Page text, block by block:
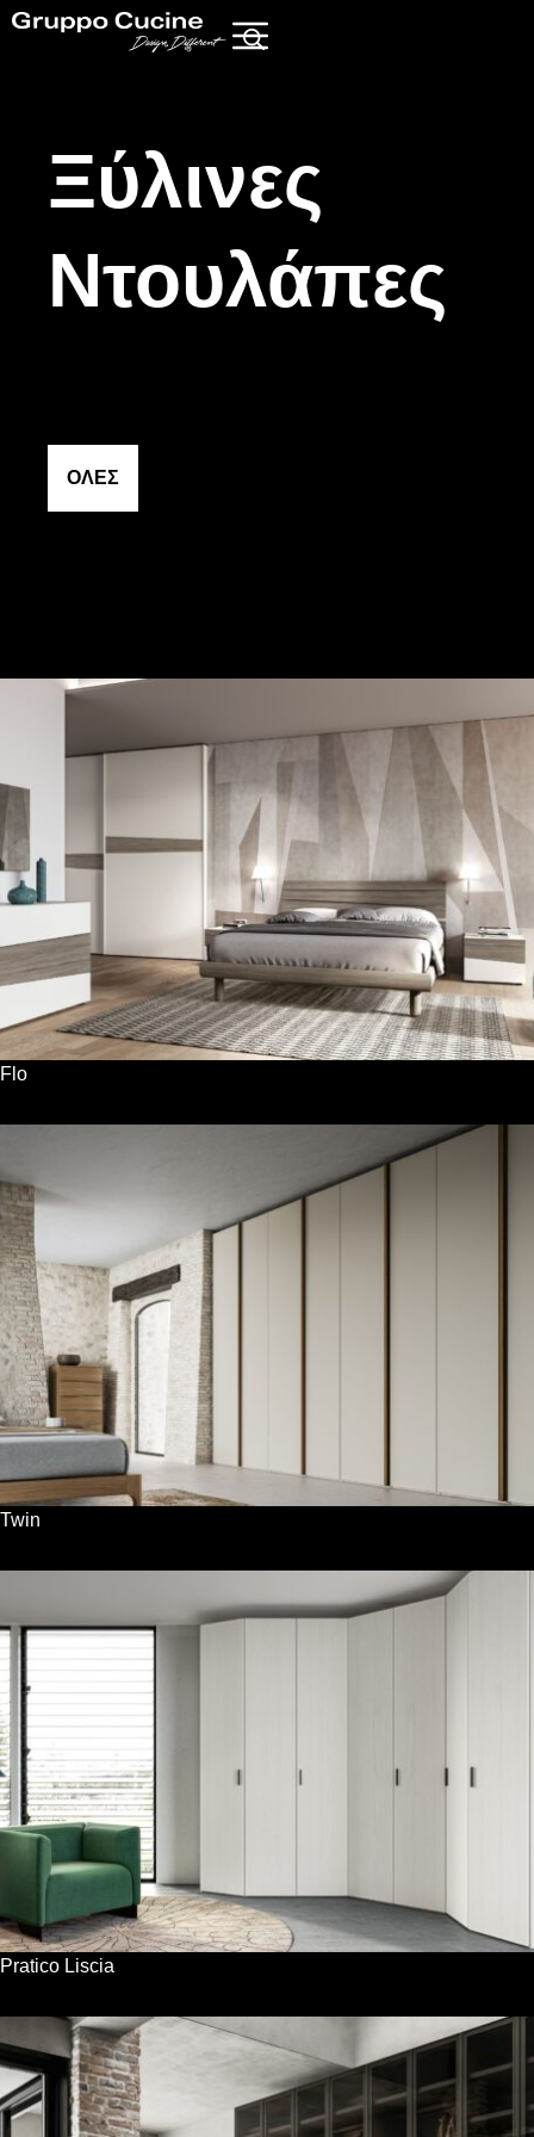
Ξύλινες
Ντουλάπες
ΟΛΕΣ
Flo
Twin
Pratico Liscia